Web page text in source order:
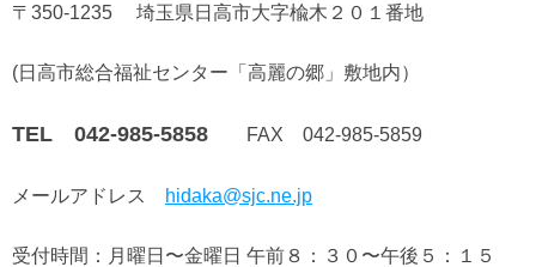
〒350-1235 埼玉県日高市大字楡木２０１番地
(日高市総合福祉センター「高麗の郷」敷地内）
TEL 042-985-5858 FAX 042-985-5859
メールアドレス hidaka@sjc.ne.jp
受付時間：月曜日〜金曜日 午前８：３０〜午後５：１５